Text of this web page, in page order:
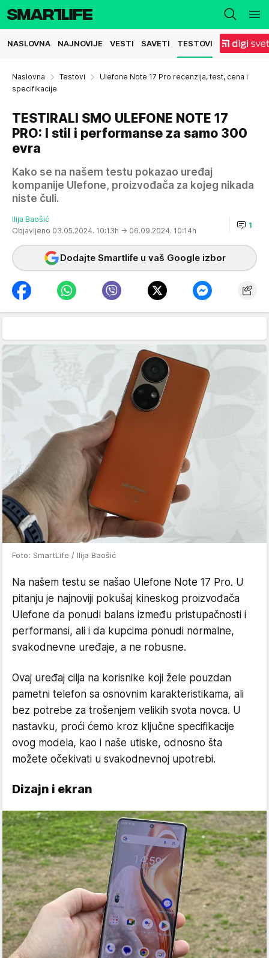
NASLOVNA NAJNOVIJE VESTI SAVETI TESTOVI
Naslovna Testovi
Ulefone Note 17 Pro recenzija, test, cena i
specifikacije
TESTIRALI SMO ULEFONE NOTE 17
PRO: I stil i performanse za samo 300
evra
Kako se na našem testu pokazao uređaj
kompanije Ulefone, proizvođača za kojeg nikada
niste čuli.
Ilija Baošić
Objavljeno 03.05.2024. 10:13h → 06.09.2024. 10:14h
1
Dodajte Smartlife u vaš Google izbor
Foto: SmartLife / Ilija Baošić
Na našem testu se našao Ulefone Note 17 Pro. U
pitanju je najnoviji pokušaj kineskog proizvođača
Ulefone da ponudi balans između pristupačnosti i
performansi, ali i da kupcima ponudi normalne,
svakodnevne uređaje, a ne robusne.
Ovaj uređaj cilja na korisnike koji žele pouzdan
pametni telefon sa osnovnim karakteristikama, ali
bez potrebe za trošenjem velikih svota novca. U
nastavku, proći ćemo kroz ključne specifikacije
ovog modela, kao i naše utiske, odnosno šta
možete očekivati u svakodnevnoj upotrebi.
Dizajn i ekran